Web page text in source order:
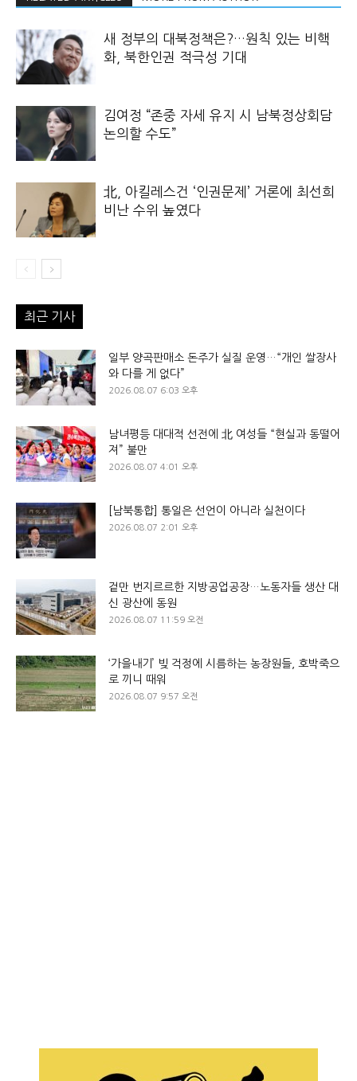
새 정부의 대북정책은?…원칙 있는 비핵
화, 북한인권 적극성 기대
김여정 “존중 자세 유지 시 남북정상회담
논의할 수도”
北, 아킬레스건 ‘인권문제’ 거론에 최선희
비난 수위 높였다
최근 기사
일부 양곡판매소 돈주가 실질 운영…“개인 쌀장사
와 다를 게 없다”
2026.08.07 6:03 오후
남녀평등 대대적 선전에 北 여성들 “현실과 동떨어
져” 불만
2026.08.07 4:01 오후
[남북통합] 통일은 선언이 아니라 실천이다
2026.08.07 2:01 오후
겉만 번지르르한 지방공업공장…노동자들 생산 대
신 광산에 동원
2026.08.07 11:59 오전
‘가을내기’ 빚 걱정에 시름하는 농장원들, 호박죽으
로 끼니 때워
2026.08.07 9:57 오전